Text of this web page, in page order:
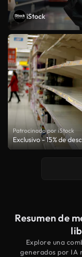
iStock
Patrocinado por iStock
Exclusivo - 15% de
Resumen de
Explore una
generados por IA